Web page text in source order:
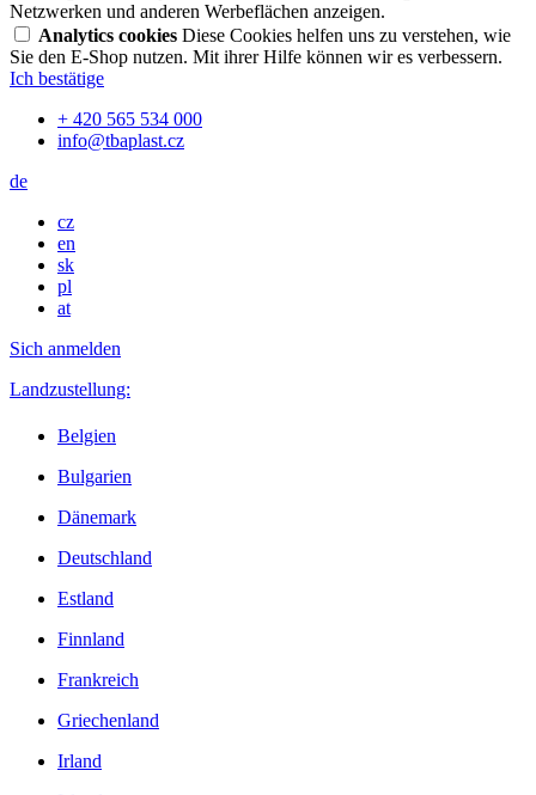
Netzwerken und anderen Werbeflächen anzeigen.
Analytics cookies Diese Cookies helfen uns zu verstehen, wie
Sie den E-Shop nutzen. Mit ihrer Hilfe können wir es verbessern.
Ich bestätige
+ 420 565 534 000
info@tbaplast.cz
de
cz
en
sk
pl
at
Sich anmelden
Landzustellung:
Belgien
Bulgarien
Dänemark
Deutschland
Estland
Finnland
Frankreich
Griechenland
Irland